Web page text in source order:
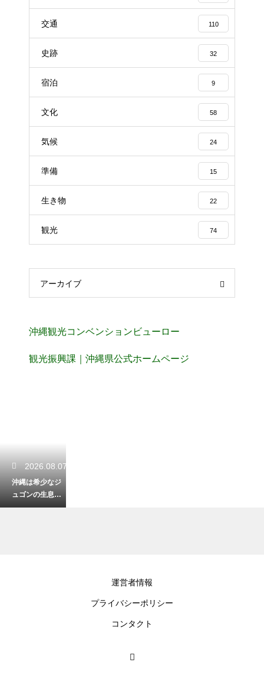
交通 110
史跡 32
宿泊 9
文化 58
気候 24
準備 15
生き物 22
観光 74
アーカイブ
沖縄観光コンベンションビューロー
観光振興課｜沖縄県公式ホームページ
2026.08.07
沖縄は希少なジ
ュゴンの生息
地！絶滅危機か
運営者情報
プライバシーポリシー
コンタクト